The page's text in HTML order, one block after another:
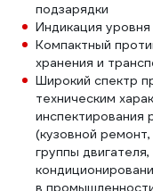
подзарядки
Индикация уровня
Компактный
хранения и
Широкий спектр
техническим
инспектирования
(кузовной
группы
в